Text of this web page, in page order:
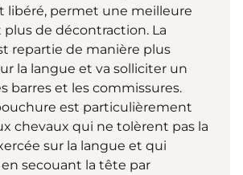
libéré, permet une meilleure
de décontraction. La
repartie de manière plus
la langue et va solliciter un
barres et les commissures.
est particulièrement
chevaux qui ne tolèrent pas la
sur la langue et qui
secouant la tête par